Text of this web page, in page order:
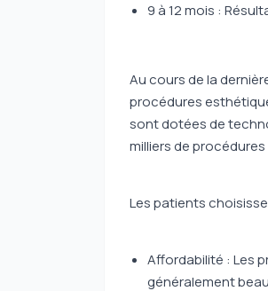
9 à 12 mois :
Au cours de la
procédures
sont dotées de
milliers de
Les patients
Affordabilité : Les
généralement